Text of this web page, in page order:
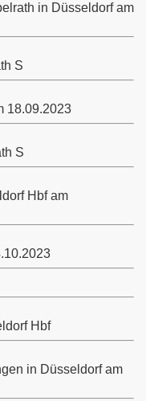
in Düsseldorf am
S
18.09.2023
S
Hbf am
Hbf
in Düsseldorf am